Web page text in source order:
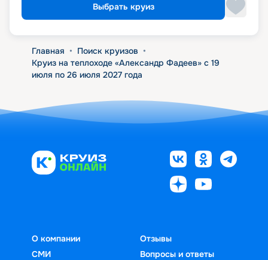
Выбрать круиз
Главная • Поиск круизов •
Круиз на теплоходе «Александр Фадеев» с 19
июля по 26 июля 2027 года
О компании
СМИ
Отзывы
Вопросы и ответы